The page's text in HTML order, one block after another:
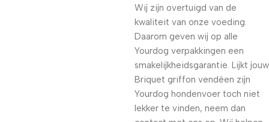
Wij zijn overtuigd van de
kwaliteit van onze voeding.
Daarom geven wij op alle
Yourdog verpakkingen een
smakelijkheidsgarantie. Lijkt jouw
Briquet griffon vendéen zijn
Yourdog hondenvoer toch niet
lekker te vinden, neem dan